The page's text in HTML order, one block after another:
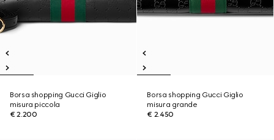
Borsa shopping Gucci Giglio
misura piccola
€ 2.200
Borsa shopping Gucci Giglio
misura grande
€ 2.450